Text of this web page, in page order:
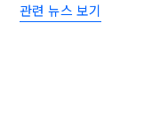
관련 뉴스 보기